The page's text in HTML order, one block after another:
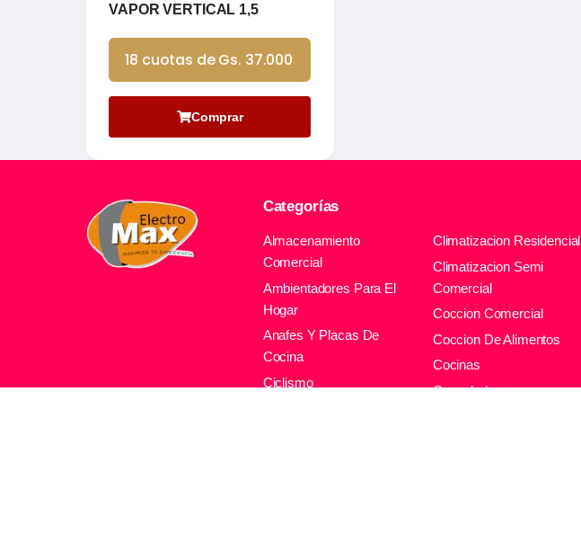
VAPOR VERTICAL 1,5
18 cuotas de Gs. 37.000
Comprar
Categorías
Almacenamiento
Comercial
Ambientadores Para El
Hogar
Anafes Y Placas De
Cocina
Ciclismo
Climatizacion Residencial
Climatizacion Semi
Comercial
Coccion Comercial
Coccion De Alimentos
Cocinas
Congeladores